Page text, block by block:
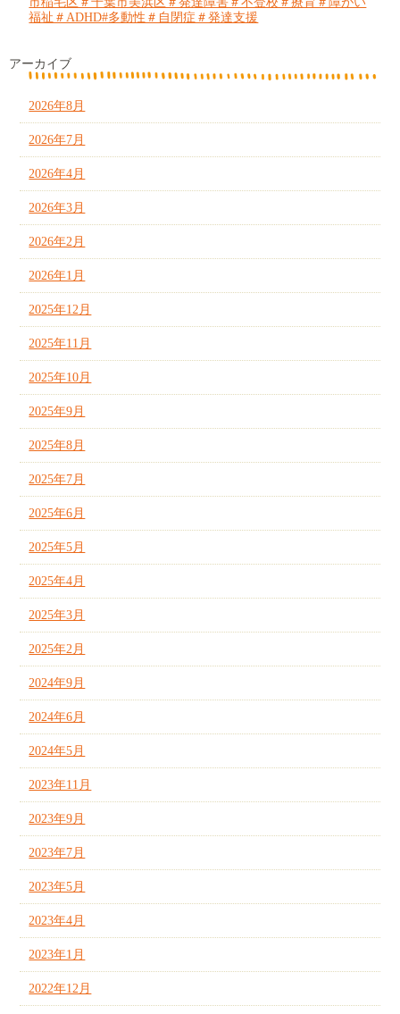
福祉＃ADHD#多動性＃自閉症＃発達支援
アーカイブ
2026年8月
2026年7月
2026年4月
2026年3月
2026年2月
2026年1月
2025年12月
2025年11月
2025年10月
2025年9月
2025年8月
2025年7月
2025年6月
2025年5月
2025年4月
2025年3月
2025年2月
2024年9月
2024年6月
2024年5月
2023年11月
2023年9月
2023年7月
2023年5月
2023年4月
2023年1月
2022年12月